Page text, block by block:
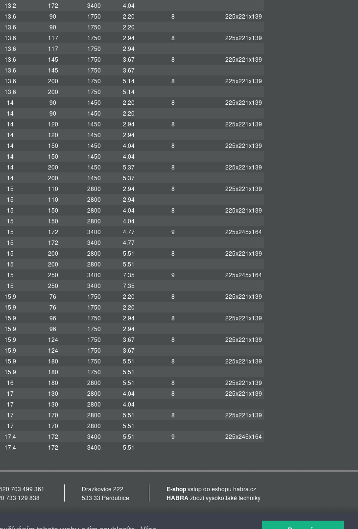
13.2 172 3400 4.04
13.6 90 1750 2.20 8 225x221x139
13.6 90 1750 2.20
13.6 117 1750 2.94 8 225x221x139
13.6 117 1750 2.94
13.6 145 1750 3.67 8 225x221x139
13.6 145 1750 3.67
13.6 200 1750 5.14 8 225x221x139
13.6 200 1750 5.14
14 90 1450 2.20 8 225x221x139
14 90 1450 2.20
14 120 1450 2.94 8 225x221x139
14 120 1450 2.94
14 150 1450 4.04 8 225x221x139
14 150 1450 4.04
14 200 1450 5.37 8 225x221x139
14 200 1450 5.37
15 110 2800 2.94 8 225x221x139
15 110 2800 2.94
15 150 2800 4.04 8 225x221x139
15 150 2800 4.04
15 172 3400 4.77 9 225x245x164
15 172 3400 4.77
15 200 2800 5.51 8 225x221x139
15 200 2800 5.51
15 250 3400 7.35 9 225x245x164
15 250 3400 7.35
15.9 76 1750 2.20 8 225x221x139
15.9 76 1750 2.20
15.9 96 1750 2.94 8 225x221x139
15.9 96 1750 2.94
15.9 124 1750 3.67 8 225x221x139
15.9 124 1750 3.67
15.9 180 1750 5.51 8 225x221x139
15.9 180 1750 5.51
16 180 2800 5.51 8 225x221x139
17 130 2800 4.04 8 225x221x139
17 130 2800 4.04
17 170 2800 5.51 8 225x221x139
17 170 2800 5.51
17.4 172 3400 5.51 9 225x245x164
17.4 172 3400 5.51
703 499 361
733 129 838
Dražkovice 222
533 33 Pardubice
E-shopvstup do eshopu habra.cz
HABRA zboží vysokotlaké techniky